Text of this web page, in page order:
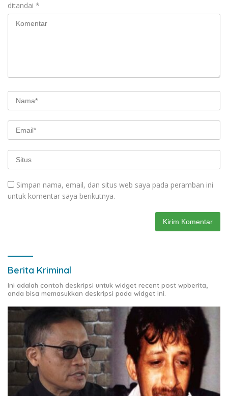
ditandai *
Simpan nama, email, dan situs web saya pada peramban ini
untuk komentar saya berikutnya.
Berita Kriminal
Ini adalah contoh deskripsi untuk widget recent post wpberita,
anda bisa memasukkan deskripsi pada widget ini.